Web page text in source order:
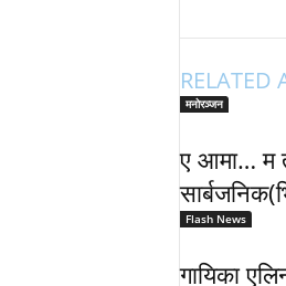
RELATED
मनोरञ्जन
ए आमा… म
Flash News
गायिका